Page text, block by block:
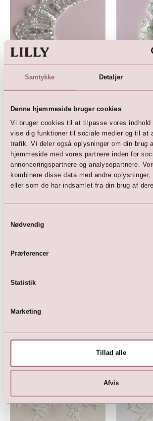
Samtykke Detaljer
Denne hjemmeside bruger cookies
Vi bruger cookies til at tilpasse vores indhold
vise dig funktioner til sociale medier og til at
trafik. Vi deler også oplysninger om din brug
hjemmeside med vores partnere inden for
annonceringspartnere og analysepartnere.
kombinere disse data med andre
eller som de har indsamlet fra din brug af
Nødvendig
Præferencer
Statistik
Marketing
Tillad alle
Afvis
Simili & Paillet Applikation